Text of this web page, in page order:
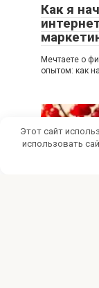
Как я
Мечтаете о
опытом: как
Этот сайт
использовать